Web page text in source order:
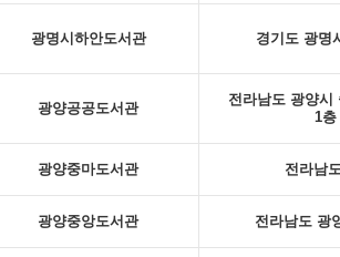
광명시하안도서관 경기도 광명
광양공공도서관
전라남도 광양시
1층
광양중마도서관 전라남
광양중앙도서관 전라남도 광